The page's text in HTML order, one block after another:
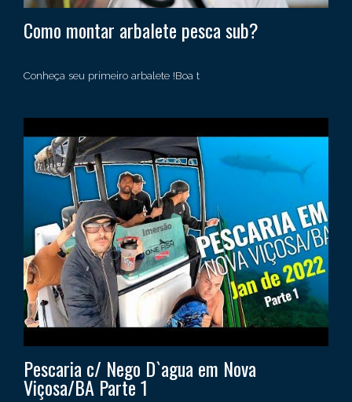
Como montar arbalete pesca sub?
Conheça seu primeiro arbalete !Boa t
Pescaria c/ Nego D`agua em Nova
Viçosa/BA Parte 1